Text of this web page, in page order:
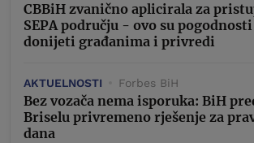
CBBiH zvanično aplicirala za
SEPA području - ovo su
donijeti građanima i privredi
AKTUELNOSTI Forbes BiH
Bez vozača nema isporuka: BiH
Briselu privremeno rješenje za
dana